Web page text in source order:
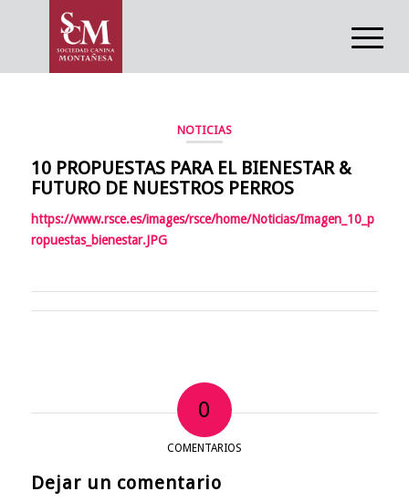
NOTICIAS
10 PROPUESTAS PARA EL BIENESTAR &
FUTURO DE NUESTROS PERROS
https://www.rsce.es/images/rsce/home/Noticias/Imagen_10_p
ropuestas_bienestar.JPG
0
COMENTARIOS
Dejar un comentario